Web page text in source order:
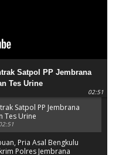
Satpol PP Jembrana
Tes Urine
02:51
Satpol PP Jembrana
Tes Urine
Pria Asal Bengkulu
Polres Jembrana